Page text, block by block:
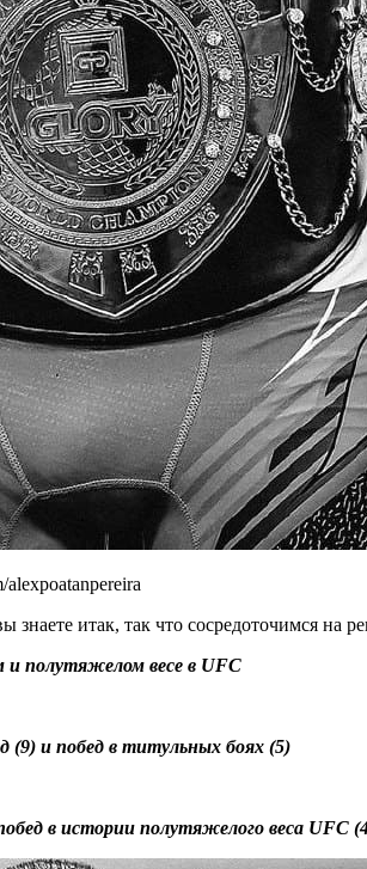
итак, так что сосредоточимся на
и полутяжелом весе в UFC
(9) и побед в титульных боях (5)
в истории полутяжелого веса UFC